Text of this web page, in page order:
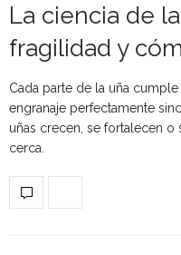
La ciencia de
fragilidad y
Cada parte de la uña
engranaje perfectamente
uñas crecen, se fortalecen o
cerca.